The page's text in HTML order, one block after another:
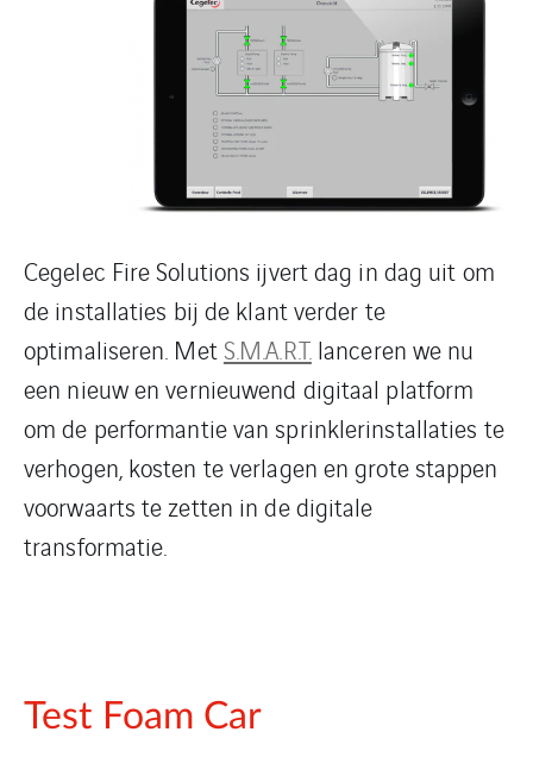
Cegelec Fire Solutions ijvert dag in dag uit om
de installaties bij de klant verder te
optimaliseren. MetS.M.A.R.T.lanceren we nu
een nieuw en vernieuwend digitaal platform
om de performantie van sprinklerinstallaties te
verhogen, kosten te verlagen en grote stappen
voorwaarts te zetten in de digitale
transformatie.
Test Foam Car